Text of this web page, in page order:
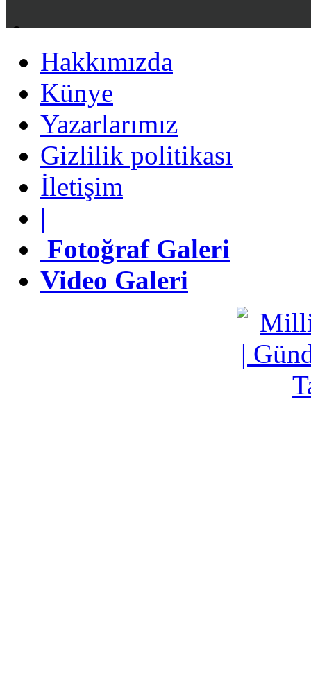
Künye
Yazarlarımız
Gizlilik politikası
İletişim
Fotoğraf Galeri
Video Galeri
Hakkımızda
Künye
Yazarlarımız
Gizlilik politikası
İletişim
|
Fotoğraf Galeri
Video Galeri